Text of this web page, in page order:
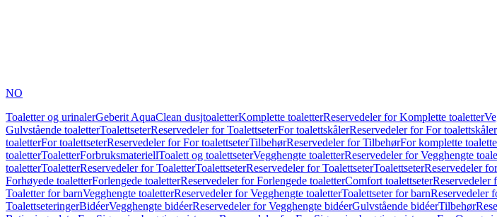
NO
Toaletter og urinalerGeberit AquaClean dusjtoaletterKomplette toaletterReservedeler for Komplette toaletter
Gulvstående toaletterToalettseterReservedeler for ToalettseterFor toalettskålerReservedeler for For toalettskåler
toaletterFor toalettseterReservedeler for For toalettseterTilbehørReservedeler for TilbehørFor komplette
toaletterToaletterForbruksmateriellToalett og toalettseterVegghengte toaletterReservedeler for Vegghengte
toaletterToaletterReservedeler for ToaletterToalettseterReservedeler for ToalettseterToalettseterReservedeler
Forhøyede toaletterForlengede toaletterReservedeler for Forlengede toaletterComfort toalettseterReservedeler
Toaletter for barnVegghengte toaletterReservedeler for Vegghengte toaletterToalettseter for barnReservedeler
ToalettseteringerBidéerVegghengte bidéerReservedeler for Vegghengte bidéerGulvstående bidéerTilbehør